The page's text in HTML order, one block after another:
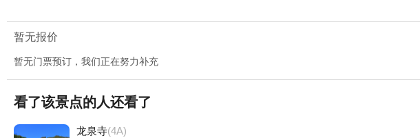
暂无报价
暂无门票预订，我们正在努力补充
看了该景点的人还看了
龙泉寺(4A)